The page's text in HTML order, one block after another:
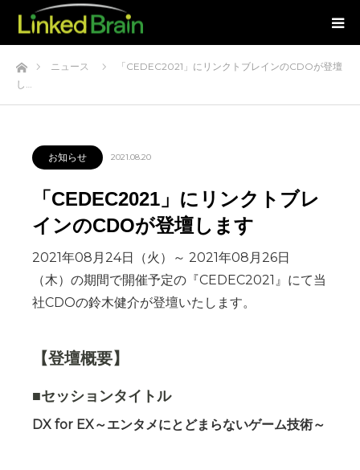
ホームニュース
「CEDEC2021」にリンクトブレインのCDOが登壇
し…
お知らせ 2021.08.20
「CEDEC2021」にリンクトブレ
インのCDOが登壇します
2021年08月24日（火）～ 2021年08月26日
（木）の期間で開催予定の『CEDEC2021』にて当
社CDOの鈴木健介が登壇いたします。
【登壇概要】
■セッションタイトル
DX for EX～エンタメにとどまらないゲーム技術～